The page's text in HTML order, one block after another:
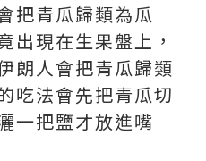
把青瓜歸類為瓜
出現在生果盤上，
朗人會把青瓜歸類
吃法會先把青瓜切
一把鹽才放進嘴